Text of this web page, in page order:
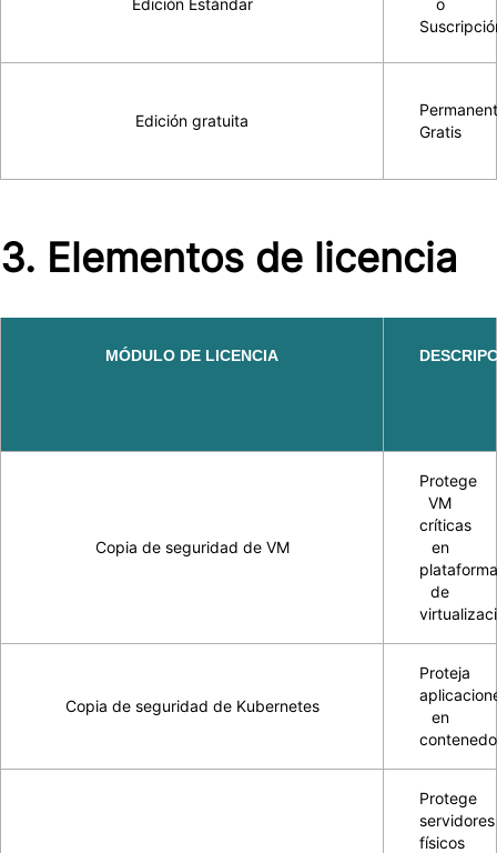
Edición Estándar
o
Edición gratuita
Gratis
3. Elementos de licencia
MÓDULO DE LICENCIA
Copia de seguridad de VM
Protege
VM
críticas
en
plataforma
de
Copia de seguridad de Kubernetes
Proteja
en
Protege
servidores
físicos